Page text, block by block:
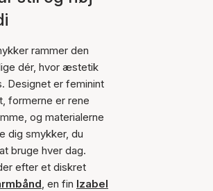
rammer den
dér, hvor æstetik
Designet er feminint
formerne er rene
og materialerne
dig smykker, du
bruge hver dag.
efter et diskret
, en fin Izabel